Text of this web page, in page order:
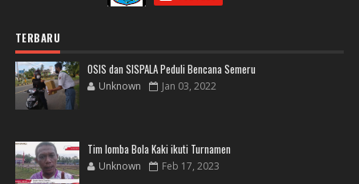
TERBARU
OSIS dan SISPALA Peduli Bencana Semeru
Unknown Jan 03, 2022
Tim lomba Bola Kaki ikuti Turnamen
Unknown Feb 17, 2023